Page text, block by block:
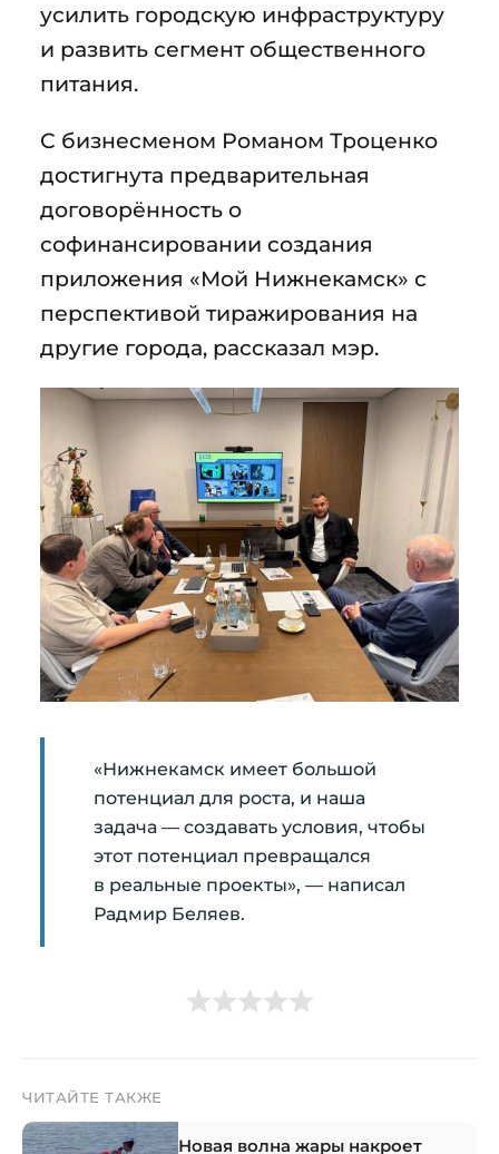
усилить городскую инфраструктуру
и развить сегмент общественного
питания.
С бизнесменом Романом Троценко
достигнута предварительная
договорённость о
софинансировании создания
приложения «Мой Нижнекамск» с
перспективой тиражирования на
другие города, рассказал мэр.
«Нижнекамск имеет большой
потенциал для роста, и наша
задача — создавать условия, чтобы
этот потенциал превращался
в реальные проекты», — написал
Радмир Беляев.
ЧИТАЙТЕ ТАКЖЕ
Новая волна жары накроет